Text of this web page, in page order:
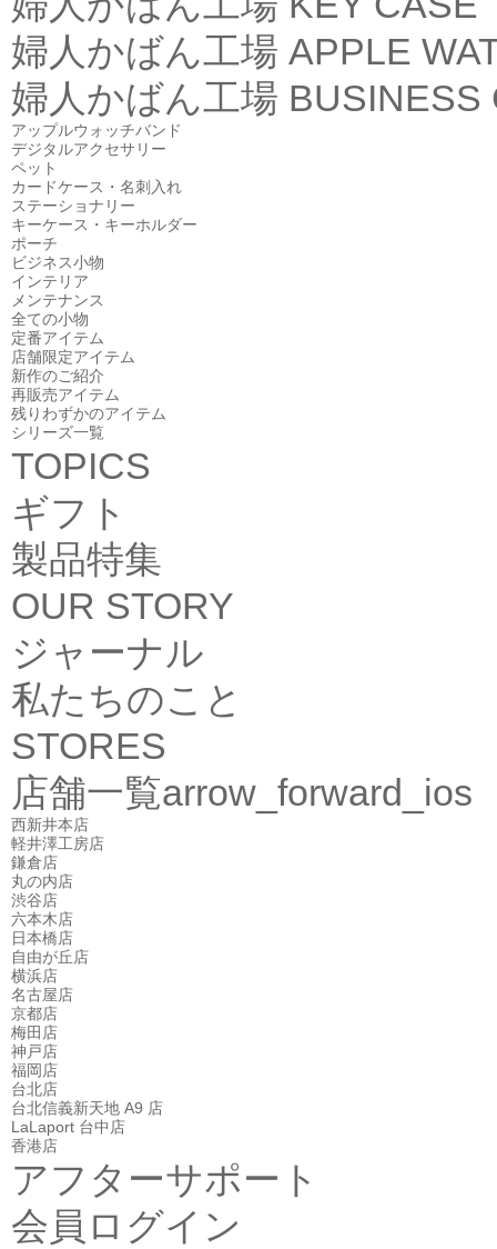
婦人かばん工場 APPLE
婦人かばん工場 BUSINESS
アップルウォッチバンド
デジタルアクセサリー
ペット
カードケース・名刺入れ
ステーショナリー
キーケース・キーホルダー
ポーチ
ビジネス小物
インテリア
メンテナンス
全ての小物
定番アイテム
店舗限定アイテム
新作のご紹介
再販売アイテム
残りわずかのアイテム
シリーズ一覧
TOPICS
ギフト
製品特集
OUR STORY
ジャーナル
私たちのこと
STORES
店舗一覧arrow_forward_ios
西新井本店
軽井澤工房店
鎌倉店
丸の内店
渋谷店
六本木店
日本橋店
自由が丘店
横浜店
名古屋店
京都店
梅田店
神戸店
福岡店
台北店
台北信義新天地 A9 店
LaLaport 台中店
香港店
アフターサポート
会員ログイン